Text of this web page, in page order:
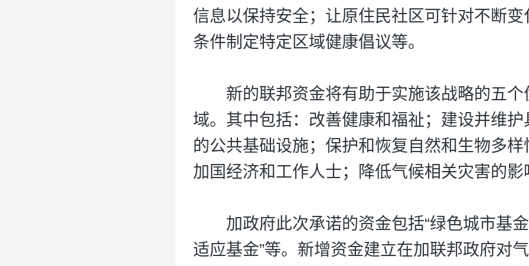
信息以保持安全；让原住民社区可针对不断变
条件制定特定区域健康倡议等。
新的联邦资金将有助于实施该战略的五个
域。其中包括：改善健康和福祉；建设并维护
的公共基础设施；保护和恢复自然和生物多样
加国经济和工作人士；降低气候相关灾害的影
加政府此次承诺的资金包括“绿色城市基金
适应基金”等。新增资金建立在加联邦政府对